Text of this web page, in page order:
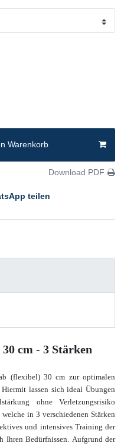
Warenkorb
Download PDF
teilen
cm - 3 Stärken
(flexibel) 30 cm zur optimalen
lassen sich ideal Übungen
ohne Verletzungsrisiko
in 3 verschiedenen Stärken
und intensives Training der
Ihren Bedürfnissen. Aufgrund der